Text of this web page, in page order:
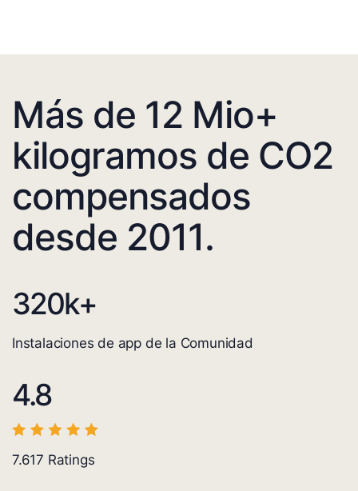
Más de 12 Mio+
kilogramos de CO2
compensados
desde 2011.
320k+
Instalaciones de app de la Comunidad
4.8
7.617 Ratings